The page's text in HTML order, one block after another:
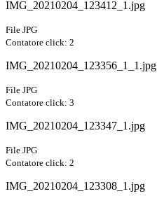
IMG_20210204_123412_1.jpg
File JPG
Contatore click: 2
IMG_20210204_123356_1_1.jpg
File JPG
Contatore click: 3
IMG_20210204_123347_1.jpg
File JPG
Contatore click: 2
IMG_20210204_123308_1.jpg